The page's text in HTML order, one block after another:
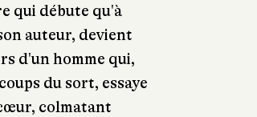
qui débute qu'à
auteur, devient
d'un homme qui,
du sort, essaye
colmatant